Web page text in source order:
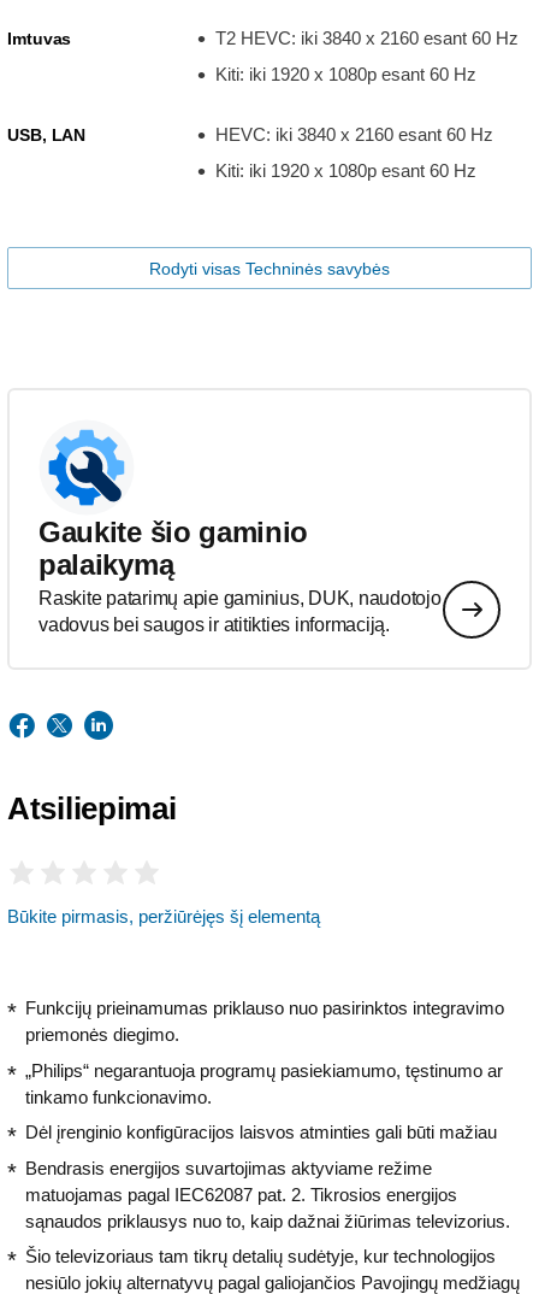
Imtuvas
T2 HEVC: iki 3840 x 2160 esant 60 Hz
Kiti: iki 1920 x 1080p esant 60 Hz
USB, LAN
HEVC: iki 3840 x 2160 esant 60 Hz
Kiti: iki 1920 x 1080p esant 60 Hz
Rodyti visas Techninės savybės
Gaukite šio gaminio
palaikymą
Raskite patarimų apie gaminius, DUK, naudotojo
vadovus bei saugos ir atitikties informaciją.
Atsiliepimai
Būkite pirmasis, peržiūrėjęs šį elementą
Funkcijų prieinamumas priklauso nuo pasirinktos integravimo
priemonės diegimo.
„Philips“ negarantuoja programų pasiekiamumo, tęstinumo ar
tinkamo funkcionavimo.
Dėl įrenginio konfigūracijos laisvos atminties gali būti mažiau
Bendrasis energijos suvartojimas aktyviame režime
matuojamas pagal IEC62087 pat. 2. Tikrosios energijos
sąnaudos priklausys nuo to, kaip dažnai žiūrimas televizorius.
Šio televizoriaus tam tikrų detalių sudėtyje, kur technologijos
nesiūlo jokių alternatyvų pagal galiojančios Pavojingų medžiagų